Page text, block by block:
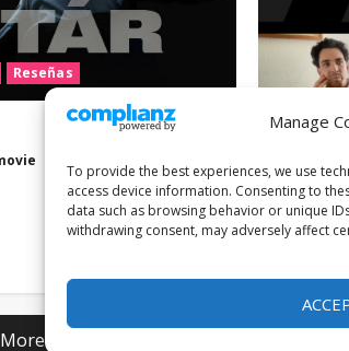
Manage
To provide the best experiences, we use
access device information. Consenting to
data such as browsing behavior or unique
withdrawing consent, may adversely affect
Reseñas
JUAN
MoreNews